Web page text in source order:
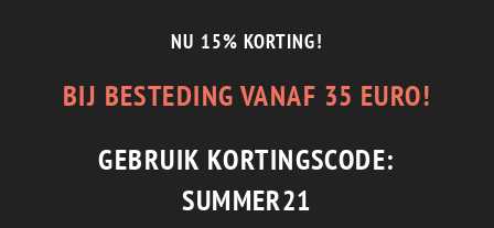
NU 15% KORTING!
BIJ BESTEDING VANAF 35 EURO!
GEBRUIK KORTINGSCODE:
SUMMER21